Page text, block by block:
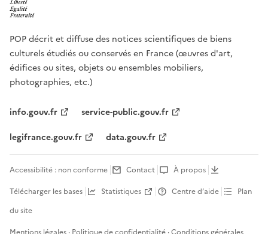
POP décrit et diffuse des notices scientifiques de biens
culturels étudiés ou conservés en France (œuvres d'art,
édifices ou sites, objets ou ensembles mobiliers,
photographies, etc.)
info.gouv.fr
service-public.gouv.fr
legifrance.gouv.fr
data.gouv.fr
Accessibilité : non conforme Contact
À propos
Télécharger les bases
Statistiques Centre d’aide
Plan
du site